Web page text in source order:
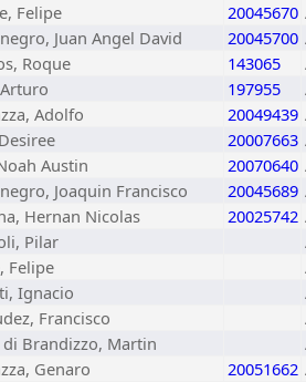
Felipe 20045670
Juan Angel David 20045700
Roque 143065
197955
Adolfo 20049439
20007663
Austin 20070640
Joaquin Francisco 20045689
Hernan Nicolas 20025742
Pilar
Felipe
Ignacio
Francisco
di Brandizzo, Martin
Genaro 20051662